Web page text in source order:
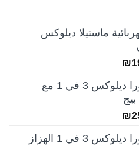
ماستيلا ديلوكس
₪
هو:
كرسي ماستيلا أورا ديلوكس 3 في 1 مع
₪
هو:
كرسي ماستيلا أورا ديلوكس 3 في 1 الهزاز